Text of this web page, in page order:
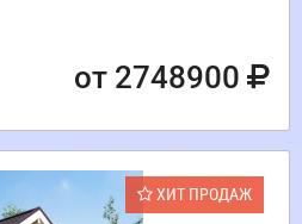
от 2748900
ХИТ ПРОДАЖ